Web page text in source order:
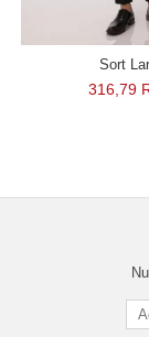
Sort
316,79